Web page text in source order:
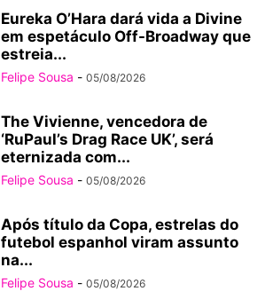
Eureka O’Hara dará vida a Divine
em espetáculo Off-Broadway que
estreia...
Felipe Sousa - 05/08/2026
The Vivienne, vencedora de
‘RuPaul’s Drag Race UK’, será
eternizada com...
Felipe Sousa - 05/08/2026
Após título da Copa, estrelas do
futebol espanhol viram assunto
na...
Felipe Sousa - 05/08/2026